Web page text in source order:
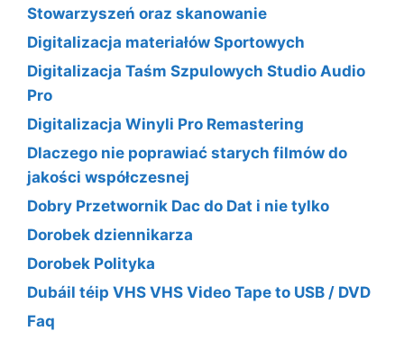
Stowarzyszeń oraz skanowanie
Digitalizacja materiałów Sportowych
Digitalizacja Taśm Szpulowych Studio Audio
Pro
Digitalizacja Winyli Pro Remastering
Dlaczego nie poprawiać starych filmów do
jakości współczesnej
Dobry Przetwornik Dac do Dat i nie tylko
Dorobek dziennikarza
Dorobek Polityka
Dubáil téip VHS VHS Video Tape to USB / DVD
Faq